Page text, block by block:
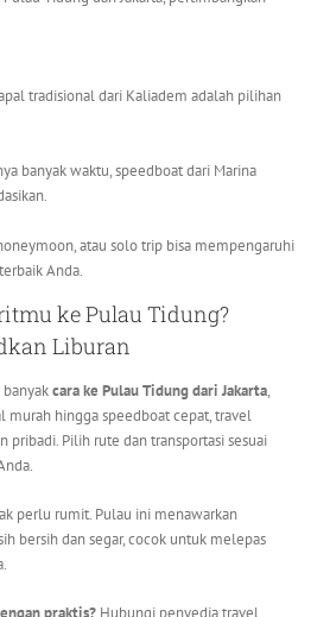
tradisional dari Kaliadem adalah pilihan
banyak waktu, speedboat dari Marina
atau solo trip bisa mempengaruhi
Anda.
ke Pulau Tidung?
Liburan
cara ke Pulau Tidung dari Jakarta,
murah hingga speedboat cepat, travel
pribadi. Pilih rute dan transportasi sesuai
perlu rumit. Pulau ini menawarkan
bersih dan segar, cocok untuk melepas
praktis?Hubungi penyedia travel